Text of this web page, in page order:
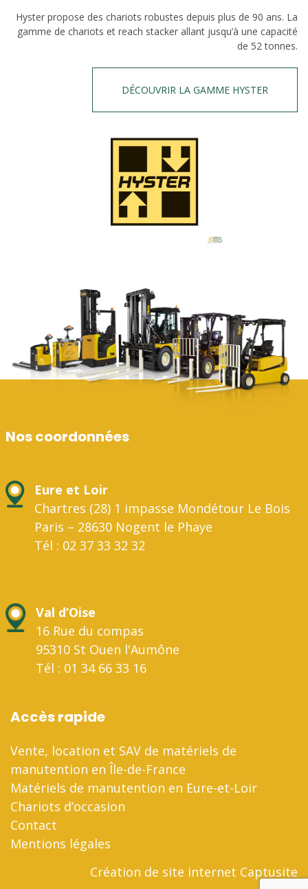
Hyster propose des chariots robustes depuis plus de 90 ans. La
gamme de chariots et reach stacker allant jusqu’à une capacité
de 52 tonnes.
DÉCOUVRIR LA GAMME HYSTER
Nos coordonnées
Eure et Loir
Chartres (28) 1 impasse Mondétour Le Bois
Paris – 28630 Nogent le Phaye
Tél : 02 37 33 32 32
Val d’Oise
16 Rue du compas
95310 St Ouen l'Aumône
Tél : 01 34 66 33 16
Accès rapide
Vente, location et SAV de matériels de
manutention en Île-de-France
Matériels de manutention en Eure-et-Loir
Chariots d’occasion
Contact
Mentions légales
Création de site internet Captusite